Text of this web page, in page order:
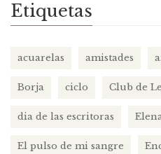
Etiquetas
acuarelas amistades
Borja ciclo Club de
dia de las escritoras
El pulso de mi sangre